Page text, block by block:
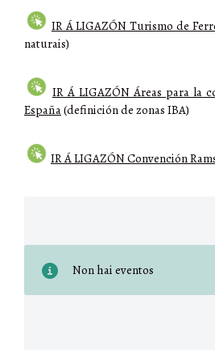
IR Á LIGAZÓN Turismo de
naturais)
IR Á LIGAZÓN Áreas para la
España(definición de zonas IBA)
IR Á LIGAZÓN Convención
Non hai eventos